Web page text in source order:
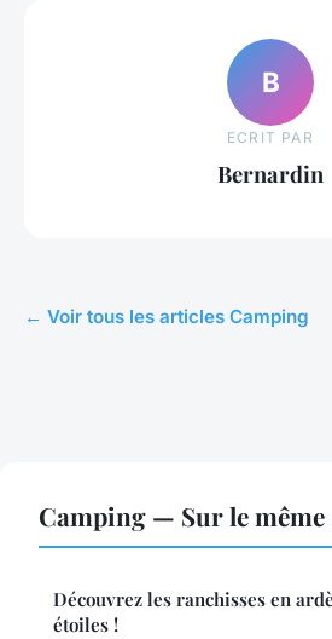
B
ECRIT PAR
Bernardin
← Voir tous les articles Camping
Camping — Sur le même
Découvrez les ranchisses en
étoiles !